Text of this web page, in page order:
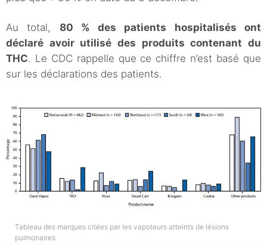
Au total, 80 % des patients hospitalisés ont
déclaré avoir utilisé des produits contenant du
THC. Le CDC rappelle que ce chiffre n’est basé que
sur les déclarations des patients.
Tableau des marques citées par les vapoteurs atteints de lésions
pulmonaires